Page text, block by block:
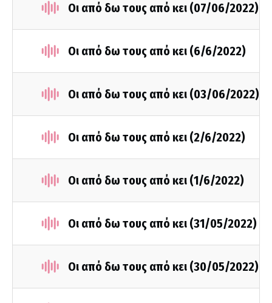
Οι από δω τους από κει (07/06/2022)
Οι από δω τους από κει (6/6/2022)
Οι από δω τους από κει (03/06/2022)
Οι από δω τους από κει (2/6/2022)
Οι από δω τους από κει (1/6/2022)
Οι από δω τους από κει (31/05/2022)
Οι από δω τους από κει (30/05/2022)